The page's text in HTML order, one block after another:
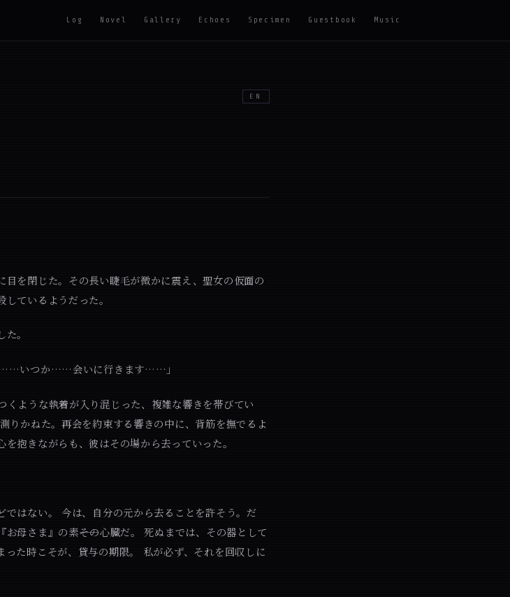
Log Novel Gallery Echoes Specimen Guestbook Music
EN
を閉じた。その長い睫毛が微かに震え、聖女の仮面の
ているようだった。
。
……いつか……会いに行きます……」
ような執着が入り混じった、複雑な響きを帯びてい
りかねた。再会を約束する響きの中に、背筋を撫でるよ
抱きながらも、彼はその場から去っていった。
ではない。 今は、自分の元から去ることを許そう。だ
母さま』の素――その心臓だ。 死ぬまでは、その器として
た時こそが、貸与の期限。 私が必ず、それを回収しに